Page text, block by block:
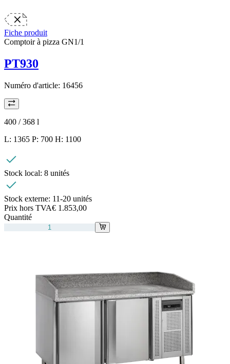
Fiche produit
Comptoir à pizza GN1/1
PT930
Numéro d'article: 16456
400 / 368 l
L: 1365 P: 700 H: 1100
Stock local: 8 unités
Stock externe: 11-20 unités
Prix hors TVA€ 1.853,00
Quantité